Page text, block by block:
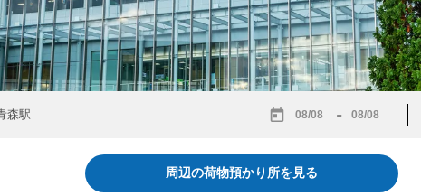
forward
to
interact
-
backward
interact
周辺の荷物預かり所を見る